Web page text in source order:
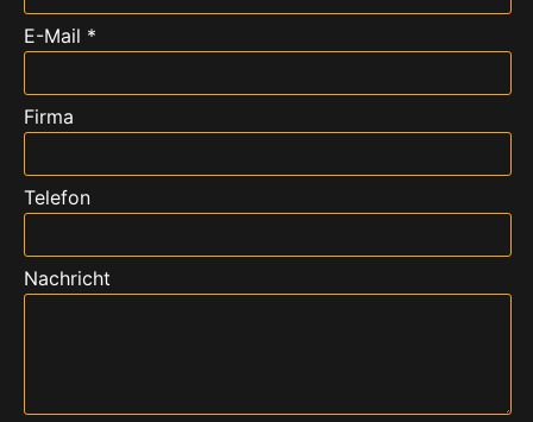
E-Mail *
Firma
Telefon
Nachricht